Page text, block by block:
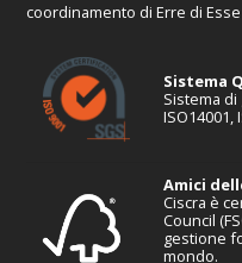
coordinamento di Erre di
Sistema
Sistema
ISO14001,
Amici
Ciscra è
Council
gestione
mondo.